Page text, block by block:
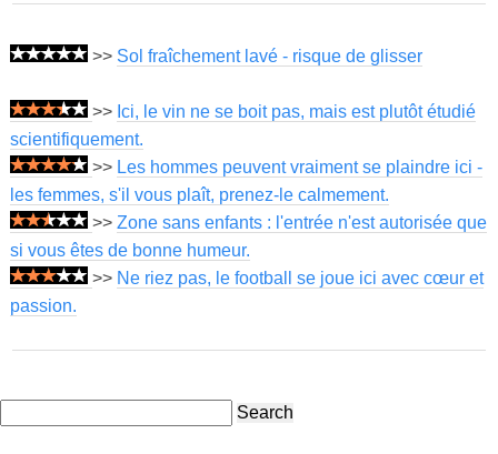
>> Sol fraîchement lavé - risque de glisser
>> Ici, le vin ne se boit pas, mais est plutôt étudié
scientifiquement.
>> Les hommes peuvent vraiment se plaindre ici -
les femmes, s'il vous plaît, prenez-le calmement.
>> Zone sans enfants : l'entrée n'est autorisée que
si vous êtes de bonne humeur.
>> Ne riez pas, le football se joue ici avec cœur et
passion.
Search